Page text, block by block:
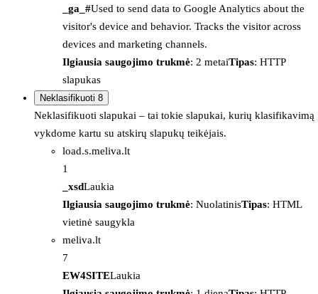
_ga_#Used to send data to Google Analytics about the
visitor's device and behavior. Tracks the visitor across
devices and marketing channels.
Ilgiausia saugojimo trukmė: 2 metaiTipas: HTTP
slapukas
Neklasifikuoti 8
Neklasifikuoti slapukai – tai tokie slapukai, kurių klasifikavimą
vykdome kartu su atskirų slapukų teikėjais.
load.s.meliva.lt
1
_xsdLaukia
Ilgiausia saugojimo trukmė: NuolatinisTipas: HTML
vietinė saugykla
meliva.lt
7
EW4SITELaukia